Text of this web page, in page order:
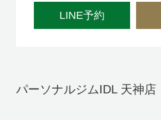
LINE予約
パーソナルジムIDL 天神店